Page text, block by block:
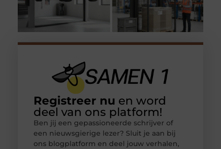
Registreer nu en word
deel van ons platform!
Ben jij een gepassioneerde schrijver of
een nieuwsgierige lezer? Sluit je aan bij
ons blogplatform en deel jouw verhalen,